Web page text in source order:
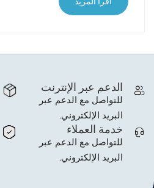
الدعم عبر الإنترنت
للتواصل مع الدعم عبر
البريد الإلكتروني.
خدمة العملاء
للتواصل مع الدعم عبر
البريد الإلكتروني.